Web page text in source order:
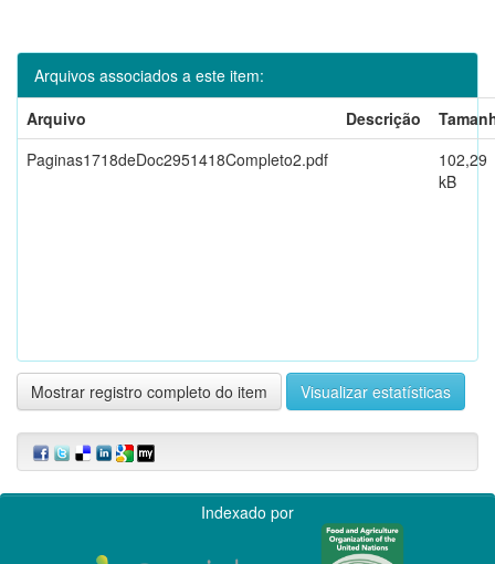
Arquivos associados a este item:
Arquivo
Descrição
Paginas1718deDoc2951418Completo2.pdf
102,29
kB
Mostrar registro completo do item Visualizar estatísticas
Indexado por